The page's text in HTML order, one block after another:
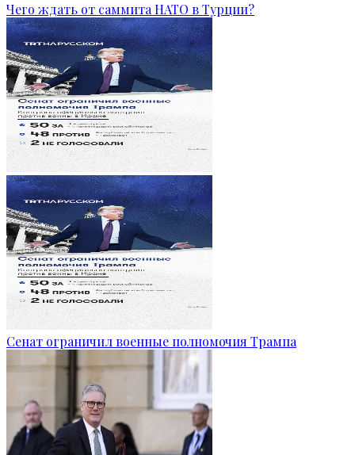
Чего ждать от саммита НАТО в Турции?
Сенат ограничил военные полномочия Трампа